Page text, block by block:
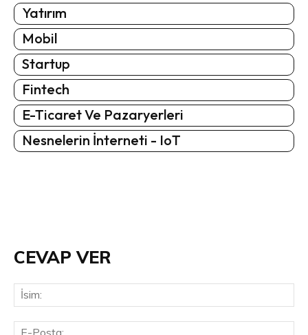
Yatırım
Mobil
Startup
Fintech
E-Ticaret Ve Pazaryerleri
Nesnelerin İnterneti - IoT
CEVAP VER